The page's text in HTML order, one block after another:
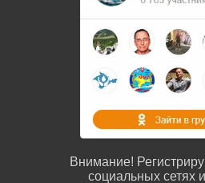
Внимание!
социальных сетях